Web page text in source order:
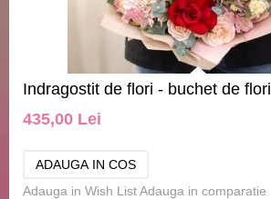
Indragostit de flori - buchet de flori
435,00 Lei
Adauga in Wish ListAdauga in comparatie